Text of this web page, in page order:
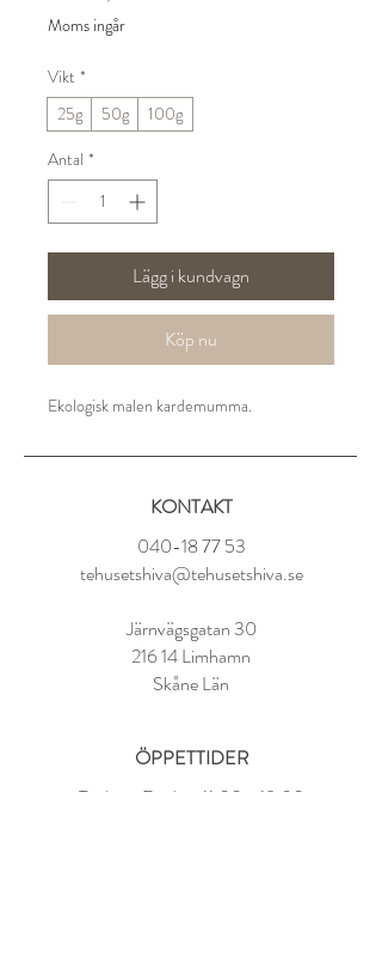
Moms ingår
Vikt *
25g
50g
100g
Antal *
Lägg i kundvagn
Köp nu
Ekologisk malen kardemumma.
KONTAKT
040-18 77 53
tehusetshiva@tehusetshiva.se
Järnvägsgatan 30
216 14 Limhamn
Skåne Län
ÖPPETTIDER
Tisdag - Fredag:
11.00 - 18.00